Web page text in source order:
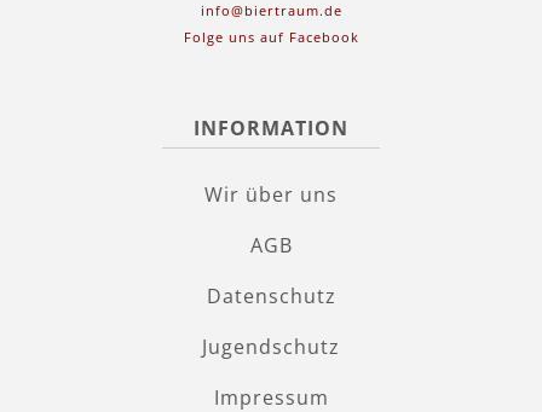
info@biertraum.de
Folge uns auf Facebook
INFORMATION
Wir über uns
AGB
Datenschutz
Jugendschutz
Impressum